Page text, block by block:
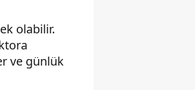
olabilir.
ve günlük